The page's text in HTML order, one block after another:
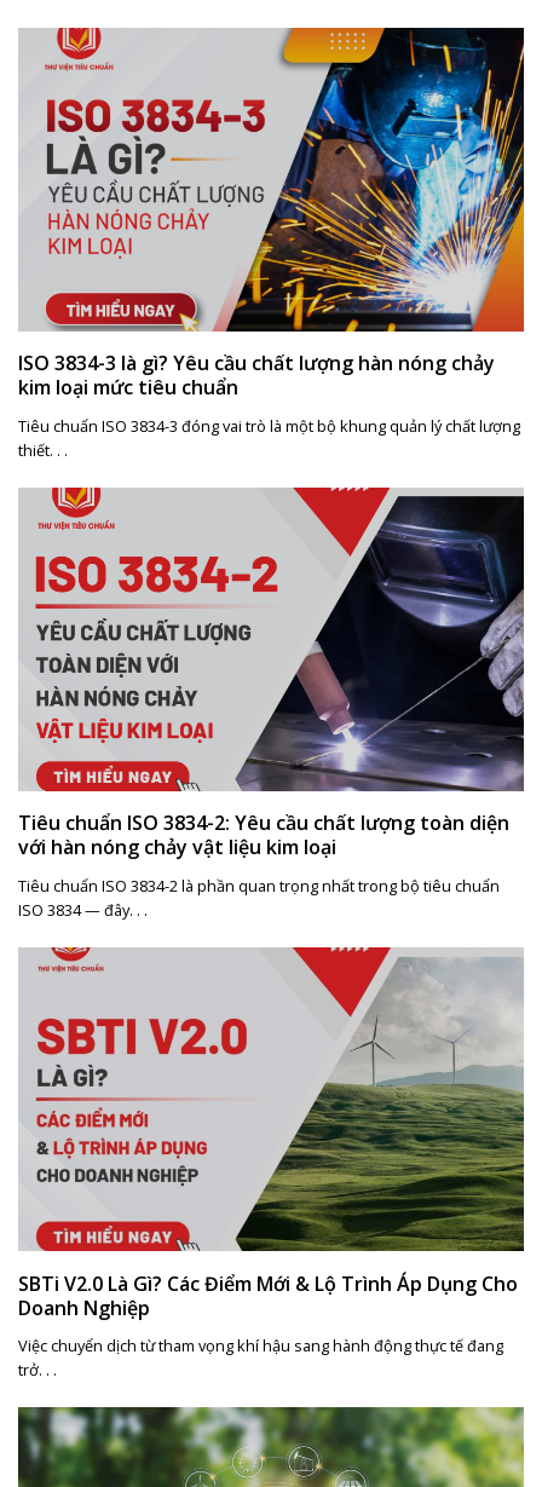
ISO 3834-3 là gì? Yêu cầu chất lượng hàn nóng chảy
kim loại mức tiêu chuẩn
Tiêu chuẩn ISO 3834-3 đóng vai trò là một bộ khung quản lý chất lượng
thiết. . .
Tiêu chuẩn ISO 3834-2: Yêu cầu chất lượng toàn diện
với hàn nóng chảy vật liệu kim loại
Tiêu chuẩn ISO 3834-2 là phần quan trọng nhất trong bộ tiêu chuẩn
ISO 3834 — đây. . .
SBTi V2.0 Là Gì? Các Điểm Mới & Lộ Trình Áp Dụng Cho
Doanh Nghiệp
Việc chuyển dịch từ tham vọng khí hậu sang hành động thực tế đang
trở. . .